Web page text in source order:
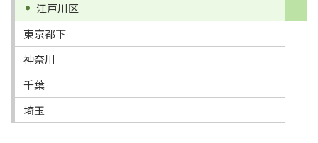
江戸川区
東京都下
神奈川
千葉
埼玉